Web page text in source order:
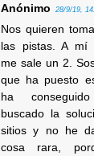
Anónimo 28/9/19,
Nos quieren
las pistas. A mí
me sale un 2.
que ha puesto
ha
buscado la
sitios y no he
cosa rara,